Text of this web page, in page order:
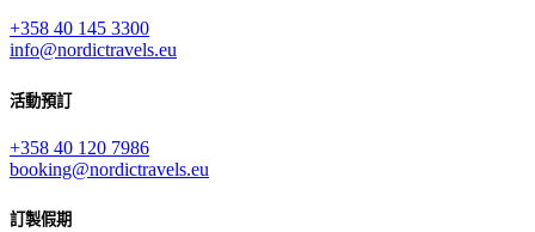
+358 40 145 3300
info@nordictravels.eu
活動預訂
+358 40 120 7986
booking@nordictravels.eu
訂製假期